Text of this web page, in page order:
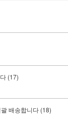
(17)
배송합니다 (18)